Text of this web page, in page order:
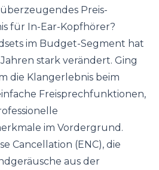
Preis-
für In-Ear-Kopfhörer?
im Budget-Segment hat
stark verändert. Ging
die Klangerlebnis beim
Freisprechfunktionen,
im Vordergrund.
Cancellation (ENC), die
aus der